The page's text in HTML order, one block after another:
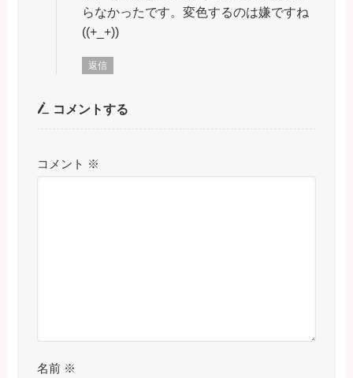
らなかったです。変色するのは嫌ですね
((+_+))
返信
コメントする
コメント ※
名前 ※